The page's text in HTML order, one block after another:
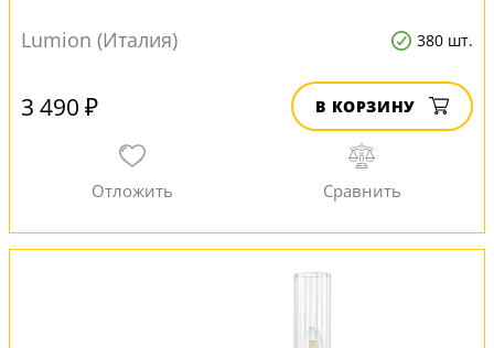
Lumion (Италия) 380 шт.
3 490 ₽ В КОРЗИНУ